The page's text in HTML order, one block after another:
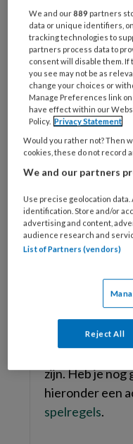
Bekijk
Al
Reageer op dit
de
Geef je
zijn. Heb je nog
hieronder een
spelregels.
We and our889 partners
data or unique identifiers,
tracking technologies to
partners process data to
consent will disable them. If
you see may not be as
change your choices or
Manage Preferences link
have effect within our
Policy. Privacy Statement
Would you rather not? Then
cookies, these do not record
We and our partners
Use precise geolocation
identification. Store and/or
advertising and content,
audience research and
List of Partners (vendors)
Reject All